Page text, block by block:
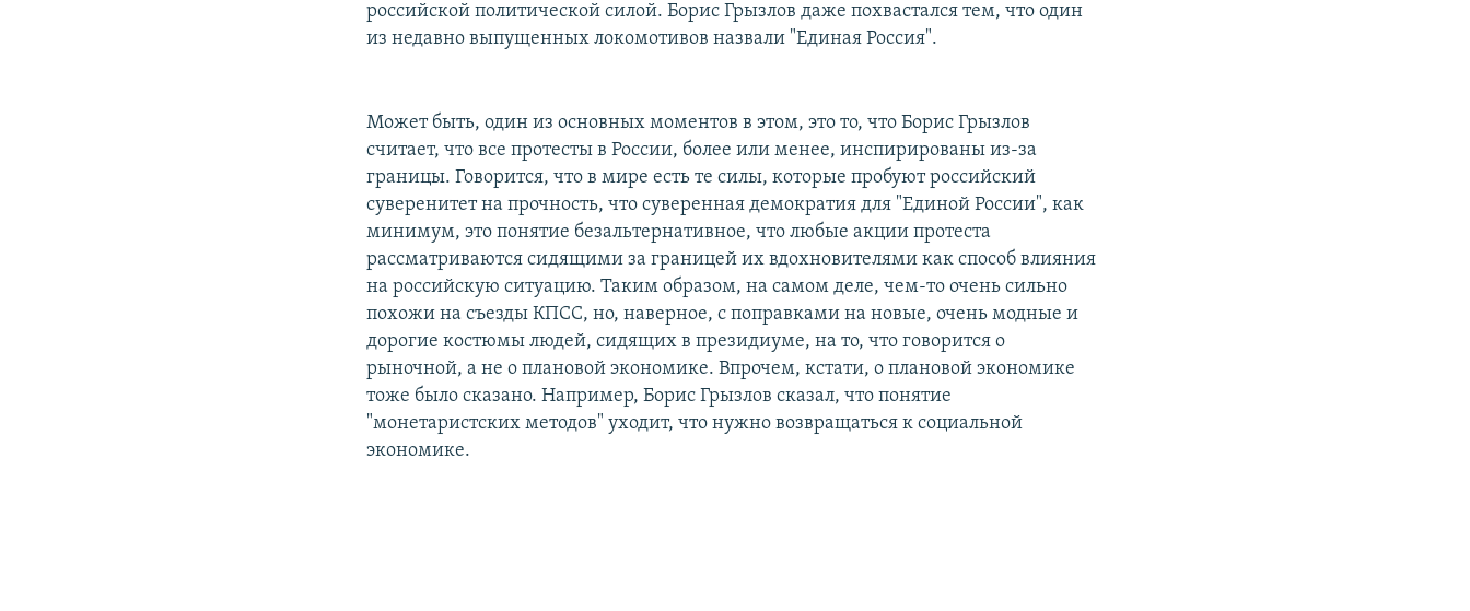
российской политической силой. Борис Грызлов даже похвастался тем, что один
из недавно выпущенных локомотивов назвали "Единая Россия".
Может быть, один из основных моментов в этом, это то, что Борис Грызлов
считает, что все протесты в России, более или менее, инспирированы из-за
границы. Говорится, что в мире есть те силы, которые пробуют российский
суверенитет на прочность, что суверенная демократия для "Единой России", как
минимум, это понятие безальтернативное, что любые акции протеста
рассматриваются сидящими за границей их вдохновителями как способ влияния
на российскую ситуацию. Таким образом, на самом деле, чем-то очень сильно
похожи на съезды КПСС, но, наверное, с поправками на новые, очень модные и
дорогие костюмы людей, сидящих в президиуме, на то, что говорится о
рыночной, а не о плановой экономике. Впрочем, кстати, о плановой экономике
тоже было сказано. Например, Борис Грызлов сказал, что понятие
"монетаристских методов" уходит, что нужно возвращаться к социальной
экономике.